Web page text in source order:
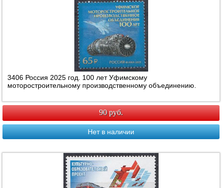
3406 Россия 2025 год. 100 лет Уфимскому
моторостроительному производственному объединению.
90 руб.
Нет в наличии